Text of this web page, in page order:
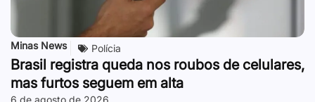
Minas News Polícia
Brasil registra queda nos roubos de celulares,
mas furtos seguem em alta